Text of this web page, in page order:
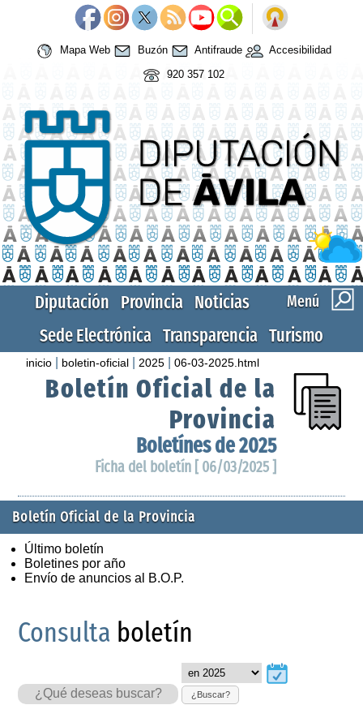
Mapa Web Buzón Antifraude
Accesibilidad
920 357 102
Menú
Diputación Provincia Noticias
Sede Electrónica Transparencia Turismo
inicio boletin-oficial 2025 |06-03-2025.html
Boletín Oficial de la
Provincia
Boletínes de 2025
Ficha del boletín [ 06/03/2025 ]
Boletín Oficial de la Provincia
Último boletín
Boletines por año
Envío de anuncios al B.O.P.
Consulta boletín
¿Buscar?